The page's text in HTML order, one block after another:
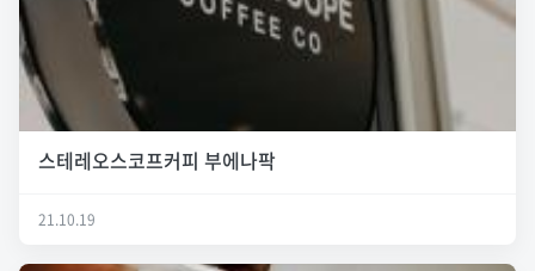
스테레오스코프커피 부에나팍
21.10.19